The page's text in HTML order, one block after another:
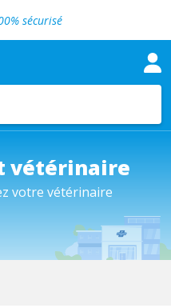
sécurisé
clinique vétérinaire
vétérinaire
clinique vétérinaire
en clinique
vétérinaire
votre vétérinaire